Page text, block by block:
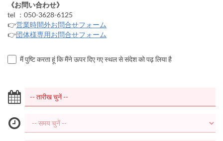
《お問い合わせ》
tel ：050-3628-6125
👉営業時間外お問合せフォーム
👉団体様専用お問合せフォーム
मैं पुष्टि करता हूं कि मैंने ऊपर दिए गए स्थल से संदेश को पढ़ लिया है